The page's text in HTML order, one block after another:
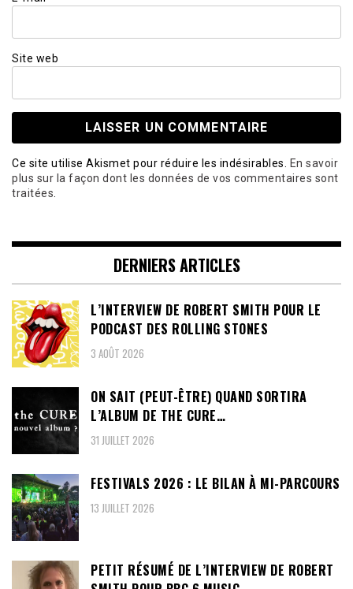
Site web
Ce site utilise Akismet pour réduire les indésirables.
En savoir
plus sur la façon dont les données de vos commentaires sont
traitées
DERNIERS ARTICLES
L’INTERVIEW DE ROBERT SMITH POUR LE
PODCAST DES ROLLING STONES
3 AOÛT 2026
ON SAIT (PEUT-ÊTRE) QUAND SORTIRA
L’ALBUM DE THE CURE…
31 JUILLET 2026
FESTIVALS 2026 : LE BILAN À MI-PARCOURS
13 JUILLET 2026
PETIT RÉSUMÉ DE L’INTERVIEW DE ROBERT